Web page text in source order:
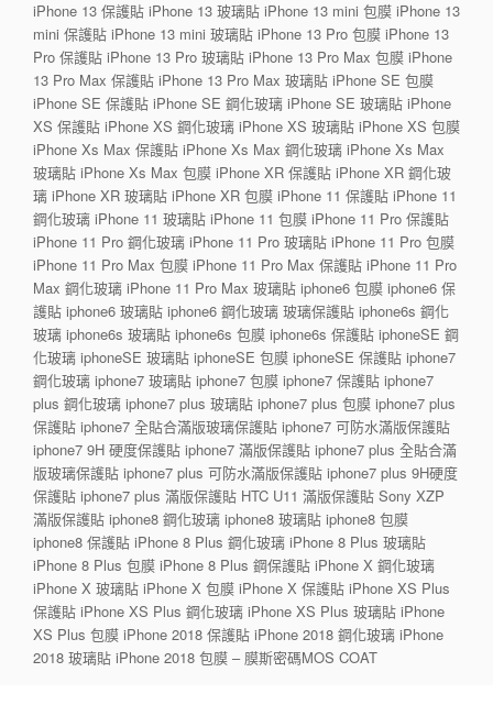
iPhone 13 保護貼 iPhone 13 玻璃貼 iPhone 13 mini 包膜 iPhone 13
mini 保護貼 iPhone 13 mini 玻璃貼 iPhone 13 Pro 包膜 iPhone 13
Pro 保護貼 iPhone 13 Pro 玻璃貼 iPhone 13 Pro Max 包膜 iPhone
13 Pro Max 保護貼 iPhone 13 Pro Max 玻璃貼 iPhone SE 包膜
iPhone SE 保護貼 iPhone SE 鋼化玻璃 iPhone SE 玻璃貼 iPhone
XS 保護貼 iPhone XS 鋼化玻璃 iPhone XS 玻璃貼 iPhone XS 包膜
iPhone Xs Max 保護貼 iPhone Xs Max 鋼化玻璃 iPhone Xs Max
玻璃貼 iPhone Xs Max 包膜 iPhone XR 保護貼 iPhone XR 鋼化玻
璃 iPhone XR 玻璃貼 iPhone XR 包膜 iPhone 11 保護貼 iPhone 11
鋼化玻璃 iPhone 11 玻璃貼 iPhone 11 包膜 iPhone 11 Pro 保護貼
iPhone 11 Pro 鋼化玻璃 iPhone 11 Pro 玻璃貼 iPhone 11 Pro 包膜
iPhone 11 Pro Max 包膜 iPhone 11 Pro Max 保護貼 iPhone 11 Pro
Max 鋼化玻璃 iPhone 11 Pro Max 玻璃貼 iphone6 包膜 iphone6 保
護貼 iphone6 玻璃貼 iphone6 鋼化玻璃 玻璃保護貼 iphone6s 鋼化
玻璃 iphone6s 玻璃貼 iphone6s 包膜 iphone6s 保護貼 iphoneSE 鋼
化玻璃 iphoneSE 玻璃貼 iphoneSE 包膜 iphoneSE 保護貼 iphone7
鋼化玻璃 iphone7 玻璃貼 iphone7 包膜 iphone7 保護貼 iphone7
plus 鋼化玻璃 iphone7 plus 玻璃貼 iphone7 plus 包膜 iphone7 plus
保護貼 iphone7 全貼合滿版玻璃保護貼 iphone7 可防水滿版保護貼
iphone7 9H 硬度保護貼 iphone7 滿版保護貼 iphone7 plus 全貼合滿
版玻璃保護貼 iphone7 plus 可防水滿版保護貼 iphone7 plus 9H硬度
保護貼 iphone7 plus 滿版保護貼 HTC U11 滿版保護貼 Sony XZP
滿版保護貼 iphone8 鋼化玻璃 iphone8 玻璃貼 iphone8 包膜
iphone8 保護貼 iPhone 8 Plus 鋼化玻璃 iPhone 8 Plus 玻璃貼
iPhone 8 Plus 包膜 iPhone 8 Plus 鋼保護貼 iPhone X 鋼化玻璃
iPhone X 玻璃貼 iPhone X 包膜 iPhone X 保護貼 iPhone XS Plus
保護貼 iPhone XS Plus 鋼化玻璃 iPhone XS Plus 玻璃貼 iPhone
XS Plus 包膜 iPhone 2018 保護貼 iPhone 2018 鋼化玻璃 iPhone
2018 玻璃貼 iPhone 2018 包膜 – 膜斯密碼MOS COAT